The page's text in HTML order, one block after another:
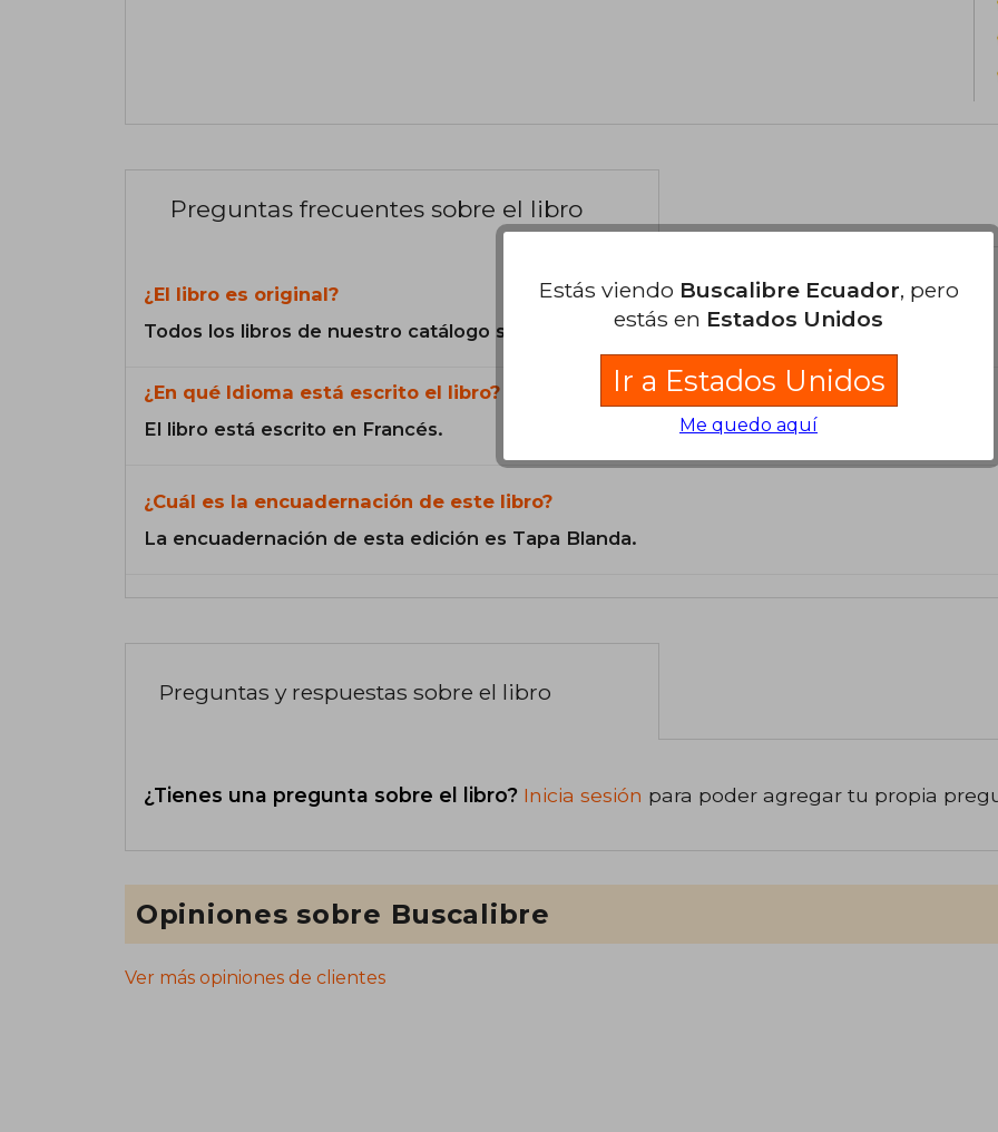
Preguntas frecuentes sobre el libro
¿El libro es original?
Todos los libros de nuestro catálogo son Originales.
¿En qué Idioma está escrito el libro?
El libro está escrito en Francés.
¿Cuál es la encuadernación de este libro?
La encuadernación de esta edición es Tapa Blanda.
Preguntas y respuestas sobre el libro
¿Tienes una pregunta sobre el libro? Inicia sesión para poder agregar tu propia
Opiniones sobre Buscalibre
Ver más opiniones de clientes
Estás viendo Buscalibre Ecuador, pero
estás en Estados Unidos
Ir a Estados Unidos
Me quedo aquí